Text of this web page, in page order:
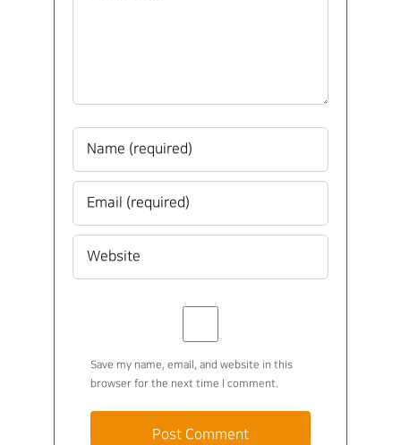
Save my name, email, and website in this
browser for the next time I comment.